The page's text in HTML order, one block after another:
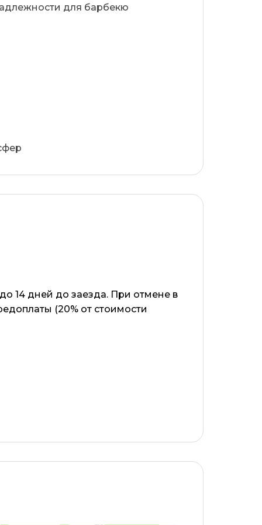
для барбекю
14 дней до заезда. При отмене в
(20% от стоимости